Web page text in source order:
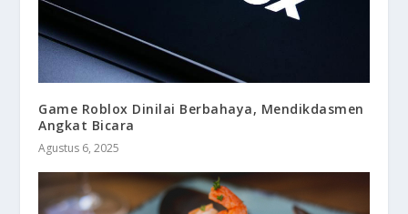
Game Roblox Dinilai Berbahaya, Mendikdasmen
Angkat Bicara
Agustus 6, 2025